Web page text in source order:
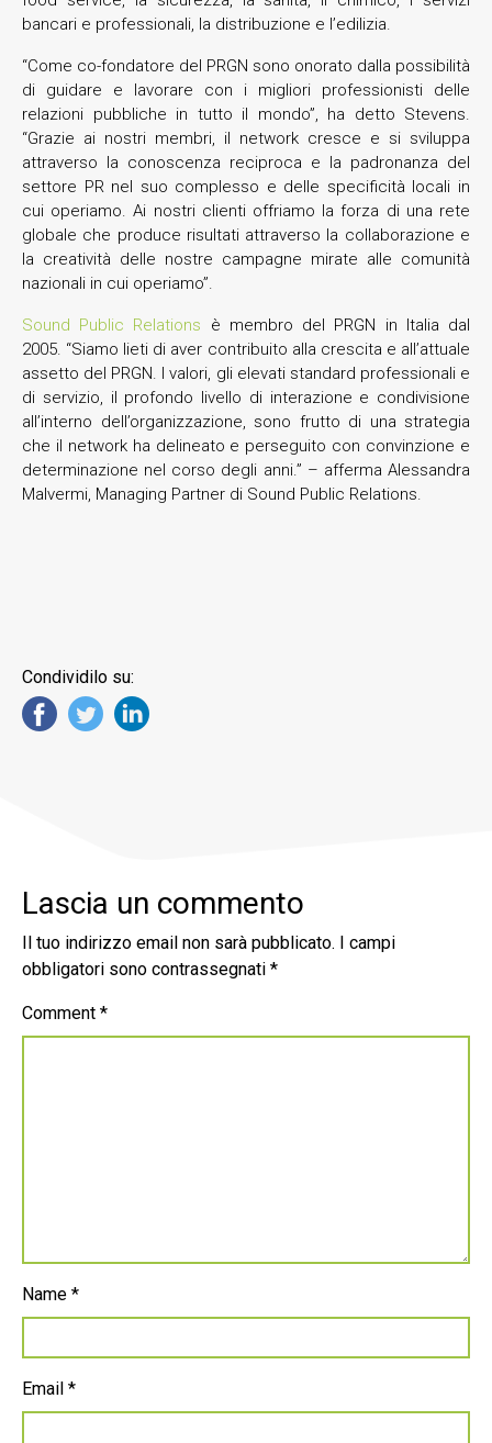
bancari e professionali, la distribuzione e l’edilizia.
“Come co-fondatore del PRGN sono onorato dalla possibilità
di guidare e lavorare con i migliori professionisti delle
relazioni pubbliche in tutto il mondo”, ha detto Stevens.
“Grazie ai nostri membri, il network cresce e si sviluppa
attraverso la conoscenza reciproca e la padronanza del
settore PR nel suo complesso e delle specificità locali in
cui operiamo. Ai nostri clienti offriamo la forza di una rete
globale che produce risultati attraverso la collaborazione e
la creatività delle nostre campagne mirate alle comunità
nazionali in cui operiamo”.
Sound Public Relations è membro del PRGN in Italia dal
2005. “Siamo lieti di aver contribuito alla crescita e all’attuale
assetto del PRGN. I valori, gli elevati standard professionali e
di servizio, il profondo livello di interazione e condivisione
all’interno dell’organizzazione, sono frutto di una strategia
che il network ha delineato e perseguito con convinzione e
determinazione nel corso degli anni.” – afferma Alessandra
Malvermi, Managing Partner di Sound Public Relations.
Condividilo su:
Lascia un commento
Il tuo indirizzo email non sarà pubblicato.
I campi
obbligatori sono contrassegnati *
Comment *
Name *
Email *